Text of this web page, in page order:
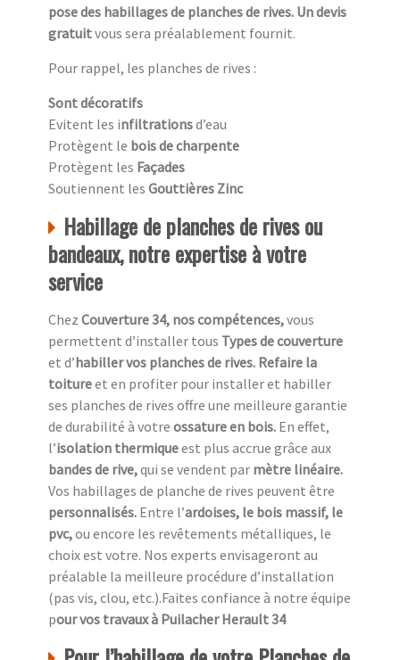
pose des habillages de planches de rives. Un devis
gratuitvous sera préalablement fournit.
Pour rappel, les planches de rives :
Sont décoratifs
Evitent les infiltrationsd’eau
Protègent le bois de charpente
Protègent les Façades
Soutiennent les Gouttières Zinc
Habillage de planches de rives ou
bandeaux, notre expertise à votre
service
Chez Couverture 34, nos compétences,vous
permettent d’installer tous Types de couverture
et d’habiller vos planches de rives. Refaire la
toitureet en profiter pour installer et habiller
ses planches de rives offre une meilleure garantie
de durabilité à votre ossature en bois. En effet,
l’isolation thermiqueest plus accrue grâce aux
bandes de rive,qui se vendent par mètre linéaire.
Vos habillages de planche de rives peuvent être
personnalisés. Entre l’ardoises, le bois massif, le
pvc,ou encore les revêtements métalliques, le
choix est votre. Nos experts envisageront au
préalable la meilleure procédure d’installation
(pas vis, clou, etc.).Faites confiance à notre équipe
pour vos travaux à Puilacher Herault 34